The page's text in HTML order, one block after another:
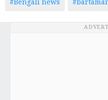
#Bengali news